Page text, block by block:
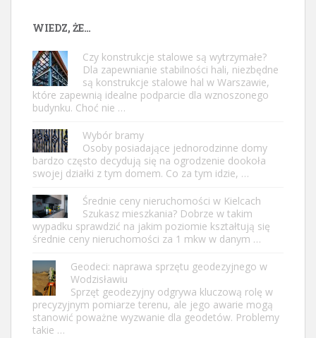
WIEDZ, ŻE…
Czy konstrukcje stalowe są wytrzymałe?
Dla zapewnianie stabilności hali, niezbędne
są konstrukcje stalowe hal w Warszawie,
które zapewnią idealne podparcie dla wznoszonego
budynku. Choć nie …
Wybór bramy
Osoby posiadające jednorodzinne domy
bardzo często decydują się na ogrodzenie dookoła
swojej działki z tym domem. Co za tym idzie, …
Średnie ceny nieruchomości w Kielcach
Szukasz mieszkania? Dobrze w takim
wypadku sprawdzić na jakim poziomie kształtują się
średnie ceny nieruchomości za 1 mkw w danym …
Geodeci: naprawa sprzętu geodezyjnego w
Wodzisławiu
Sprzęt geodezyjny odgrywa kluczową rolę w
precyzyjnym pomiarze terenu, ale jego awarie mogą
stanowić poważne wyzwanie dla geodetów. Problemy
takie …